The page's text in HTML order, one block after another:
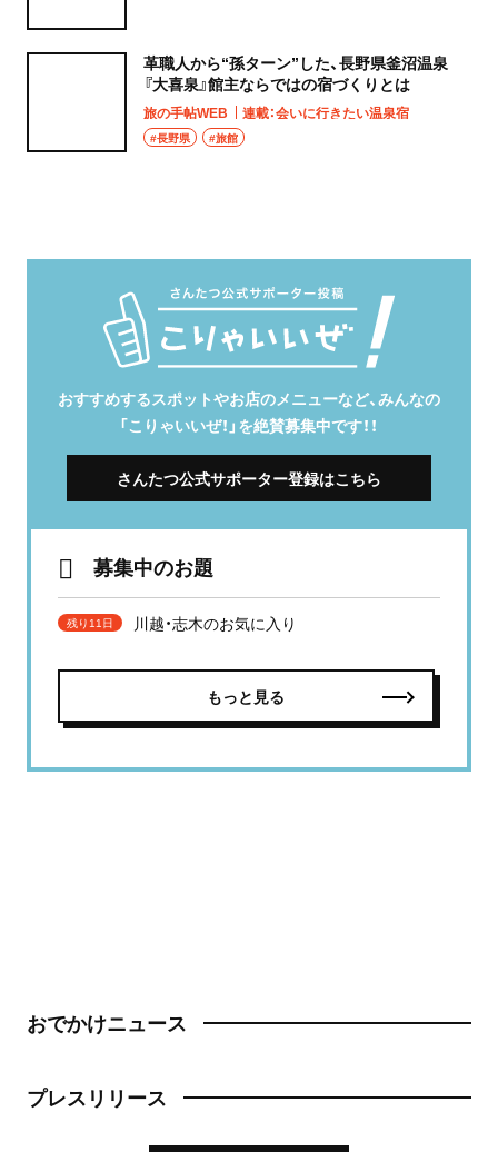
革職人から“孫ターン”した、長野県釜沼温泉
『大喜泉』館主ならではの宿づくりとは
旅の手帖WEB 連載：会いに行きたい温泉宿
#長野県 #旅館
おすすめするスポットやお店のメニューなど、みんなの
「こりゃいいぜ！」を絶賛募集中です！！
さんたつ公式サポーター登録はこちら
募集中のお題
残り11日 川越・志木のお気に入り
もっと見る
おでかけニュース
プレスリリース